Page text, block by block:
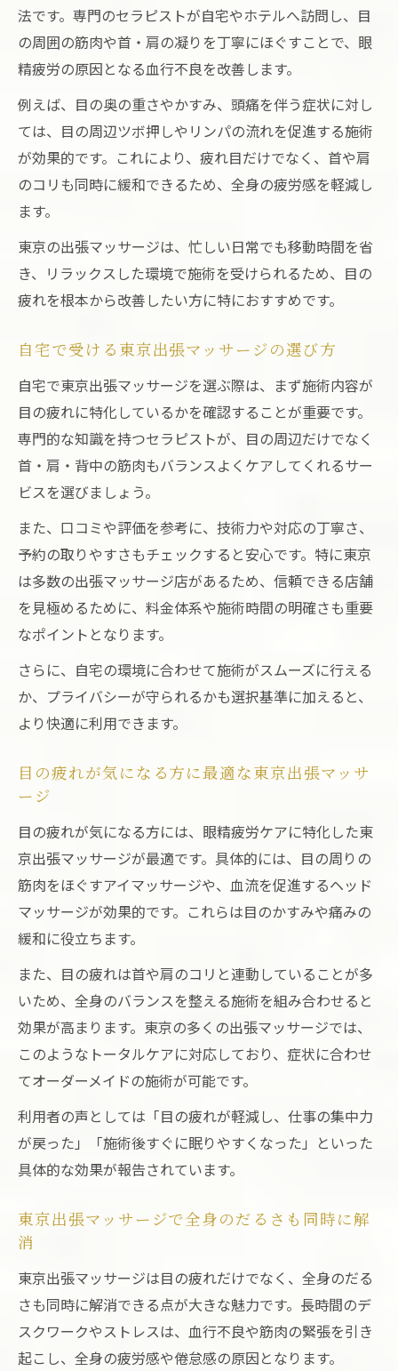
自宅で実感できる東京出張マッサージの効
果
とは
目の疲れ改善に役立つ出張マッサージの特
徴
眼精疲労のケアを重視するなら知っておくべき
施術法
は
目の疲れに効く東京出張マッサージの施術
法
首肩の緊張を緩和する出張マッサージ技術
自律神経を整える東京出張マッサージの手
法
眼精疲労におすすめのヘッドマッサージ活
用法
首肩こりや全身のだるさに最適なリラクゼーシ
ョンを発見
東京出張マッサージで首肩こりを根本から
楽に
全身のだるさに効く東京出張マッサージの
選び方
軽減
ジ活用
東京出張マッサージで夜もぐっすり眠れる
理由
眠れない夜も安心できる東京出張マッサージ活
用術
東京出張マッサージで眠れない夜の不安を
ケア
目の疲れが原因の不眠に出張マッサージが
効果的
寝る前に受ける東京出張マッサージの魅力
東京出張マッサージで自宅が快眠空間に変
わる
出張マッサージで目覚めが変わる理由を解
当日予約も安心の東京出張マッサージ体験ポイ
東京出張マッサージは当日予約でも安心対
応
急な目の疲れにも東京出張マッサージが心
法です。専門のセラピストが自宅やホテルへ訪問し、目
の周囲の筋肉や首・肩の凝りを丁寧にほぐすことで、眼
精疲労の原因となる血行不良を改善します。
例えば、目の奥の重さやかすみ、頭痛を伴う症状に対し
ては、目の周辺ツボ押しやリンパの流れを促進する施術
が効果的です。これにより、疲れ目だけでなく、首や肩
のコリも同時に緩和できるため、全身の疲労感を軽減し
ます。
東京の出張マッサージは、忙しい日常でも移動時間を省
き、リラックスした環境で施術を受けられるため、目の
疲れを根本から改善したい方に特におすすめです。
自宅で受ける東京出張マッサージの選び方
自宅で東京出張マッサージを選ぶ際は、まず施術内容が
目の疲れに特化しているかを確認することが重要です。
専門的な知識を持つセラピストが、目の周辺だけでなく
首・肩・背中の筋肉もバランスよくケアしてくれるサー
ビスを選びましょう。
また、口コミや評価を参考に、技術力や対応の丁寧さ、
予約の取りやすさもチェックすると安心です。特に東京
は多数の出張マッサージ店があるため、信頼できる店舗
を見極めるために、料金体系や施術時間の明確さも重要
なポイントとなります。
さらに、自宅の環境に合わせて施術がスムーズに行える
か、プライバシーが守られるかも選択基準に加えると、
より快適に利用できます。
目の疲れが気になる方に最適な東京出張マッサ
ージ
目の疲れが気になる方には、眼精疲労ケアに特化した東
京出張マッサージが最適です。具体的には、目の周りの
筋肉をほぐすアイマッサージや、血流を促進するヘッド
マッサージが効果的です。これらは目のかすみや痛みの
緩和に役立ちます。
また、目の疲れは首や肩のコリと連動していることが多
いため、全身のバランスを整える施術を組み合わせると
効果が高まります。東京の多くの出張マッサージでは、
このようなトータルケアに対応しており、症状に合わせ
てオーダーメイドの施術が可能です。
利用者の声としては「目の疲れが軽減し、仕事の集中力
が戻った」「施術後すぐに眠りやすくなった」といった
具体的な効果が報告されています。
東京出張マッサージで全身のだるさも同時に解
消
東京出張マッサージは目の疲れだけでなく、全身のだる
さも同時に解消できる点が大きな魅力です。長時間のデ
スクワークやストレスは、血行不良や筋肉の緊張を引き
起こし、全身の疲労感や倦怠感の原因となります。